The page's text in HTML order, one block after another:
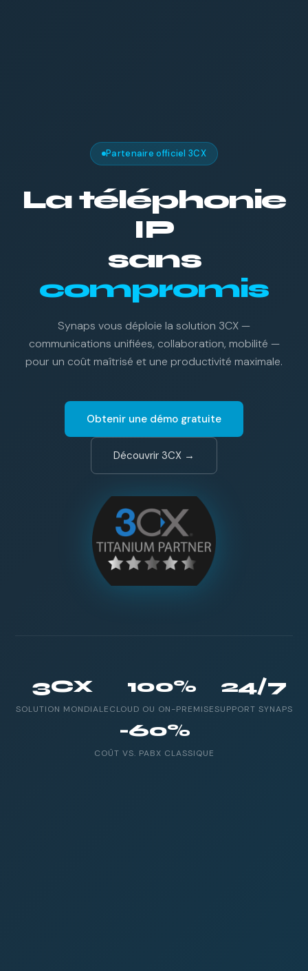
Partenaire officiel 3CX
La téléphonie
IP
sans
compromis
Synaps vous déploie la solution 3CX —
communications unifiées, collaboration, mobilité —
pour un coût maîtrisé et une productivité maximale.
Obtenir une démo gratuite
Découvrir 3CX →
3CX
SOLUTION MONDIALE
100%
CLOUD OU ON-PREMISE
24/7
SUPPORT SYNAPS
-60%
COÛT VS. PABX CLASSIQUE